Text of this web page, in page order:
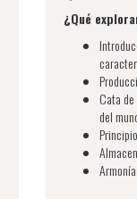
¿Qué
Cata
del